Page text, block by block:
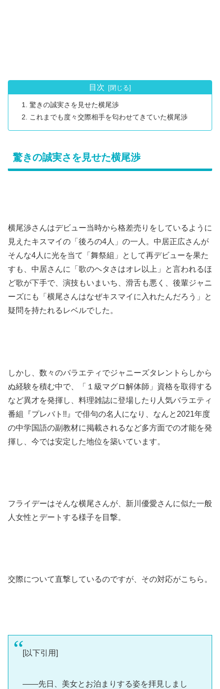
目次
驚きの誠実さを見せた横尾渉
これまでも度々交際相手を匂わせてきていた横尾渉
驚きの誠実さを見せた横尾渉
横尾渉さんはデビュー当時から格差売りをしているように
見えたキスマイの「後ろの4人」の一人。中居正広さんが
そんな4人に光を当て「舞祭組」として再デビューを果た
すも、中居さんに「歌のヘタさはオレ以上」と言われるほ
ど歌が下手で、演技もいまいち、滑舌も悪く、後輩ジャニ
ーズにも「横尾さんはなぜキスマイに入れたんだろう」と
疑問を持たれるレベルでした。
しかし、数々のバラエティでジャニーズタレントらしから
ぬ経験を積む中で、「１級マグロ解体師」資格を取得する
など異才を発揮し、料理雑誌に登場したり人気バラエティ
番組『プレバト!!』で俳句の名人になり、なんと2021年度
の中学国語の副教材に掲載されるなど多方面での才能を発
揮し、今では安定した地位を築いています。
フライデーはそんな横尾さんが、新川優愛さんに似た一般
人女性とデートする様子を目撃。
交際について直撃しているのですが、その対応がこちら。
[以下引用]
――先日、美女とお泊まりする姿を拝見しまし